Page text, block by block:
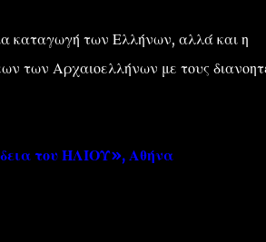
καταγωγή των Ελλήνων, αλλά και η
των Αρχαιοελλήνων με τους
του ΗΛΙΟΥ», Αθήνα